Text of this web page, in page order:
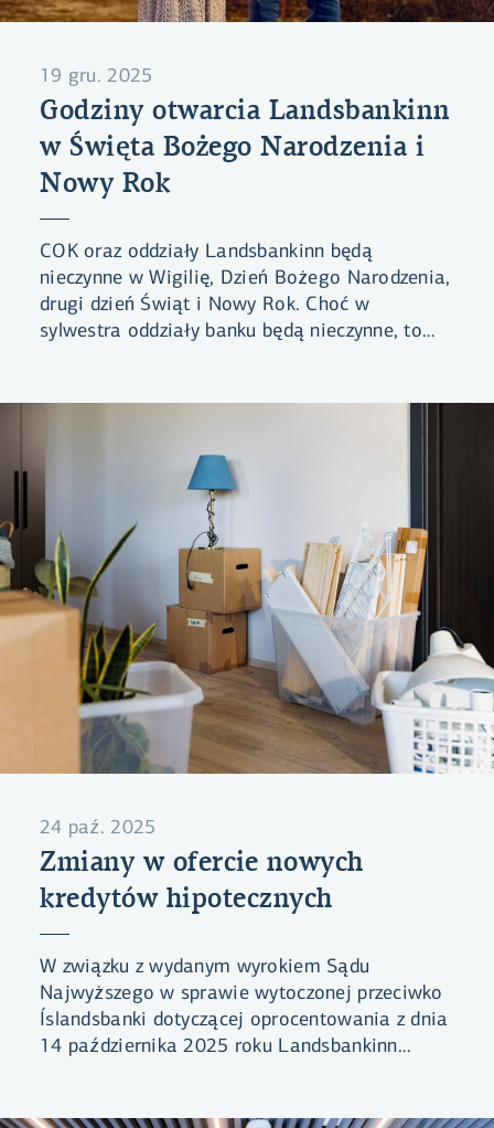
19 gru. 2025
Godziny otwarcia Landsbankinn
w Święta Bożego Narodzenia i
Nowy Rok
COK oraz oddziały Landsbankinn będą
nieczynne w Wigilię, Dzień Bożego Narodzenia,
drugi dzień Świąt i Nowy Rok. Choć w
sylwestra oddziały banku będą nieczynne, to
24 paź. 2025
Zmiany w ofercie nowych
kredytów hipotecznych
W związku z wydanym wyrokiem Sądu
Najwyższego w sprawie wytoczonej przeciwko
Íslandsbanki dotyczącej oprocentowania z dnia
14 października 2025 roku Landsbankinn